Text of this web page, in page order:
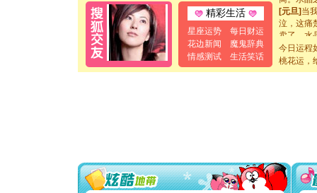
精彩生活
星座运势
每日财运
花边新闻
魔鬼辞典
情感测试
生活笑话
[元旦]当
泣，这痛
卖了。水
[春节]风
颜！冬去
道一声平
能正大光
都要快乐
[圣诞节]
今日运程
桃花运，